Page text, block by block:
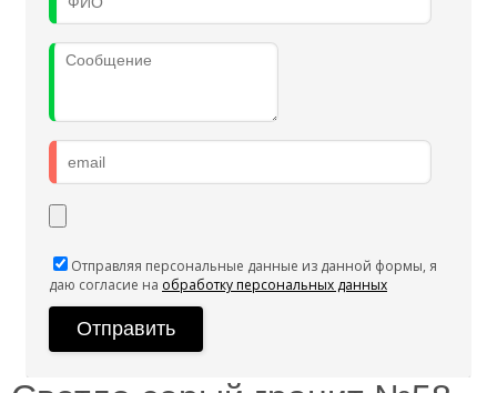
Отправляя персональные данные из данной формы, я
даю согласие на обработку персональных данных